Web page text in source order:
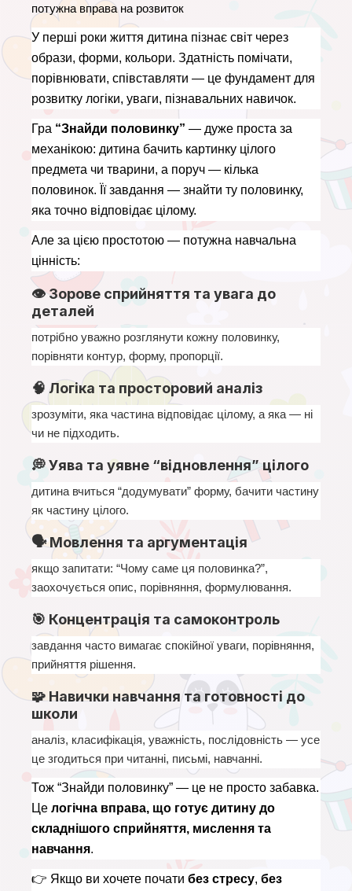
потужна вправа на розвиток
У перші роки життя дитина пізнає світ через
образи, форми, кольори. Здатність помічати,
порівнювати, співставляти — це фундамент для
розвитку логіки, уваги, пізнавальних навичок.
Гра “Знайди половинку” — дуже проста за
механікою: дитина бачить картинку цілого
предмета чи тварини, а поруч — кілька
половинок. Її завдання — знайти ту половинку,
яка точно відповідає цілому.
Але за цією простотою — потужна навчальна
цінність:
👁 Зорове сприйняття та увага до
деталей
потрібно уважно розглянути кожну половинку,
порівняти контур, форму, пропорції.
🧠 Логіка та просторовий аналіз
зрозуміти, яка частина відповідає цілому, а яка — ні
чи не підходить.
💭 Уява та уявне “відновлення” цілого
дитина вчиться “додумувати” форму, бачити частину
як частину цілого.
🗣 Мовлення та аргументація
якщо запитати: “Чому саме ця половинка?”,
заохочується опис, порівняння, формулювання.
🎯 Концентрація та самоконтроль
завдання часто вимагає спокійної уваги, порівняння,
прийняття рішення.
🧩 Навички навчання та готовності до
школи
аналіз, класифікація, уважність, послідовність — усе
це згодиться при читанні, письмі, навчанні.
Тож “Знайди половинку” — це не просто забавка.
Це логічна вправа, що готує дитину до
складнішого сприйняття, мислення та
навчання.
👉 Якщо ви хочете почати без стресу, без